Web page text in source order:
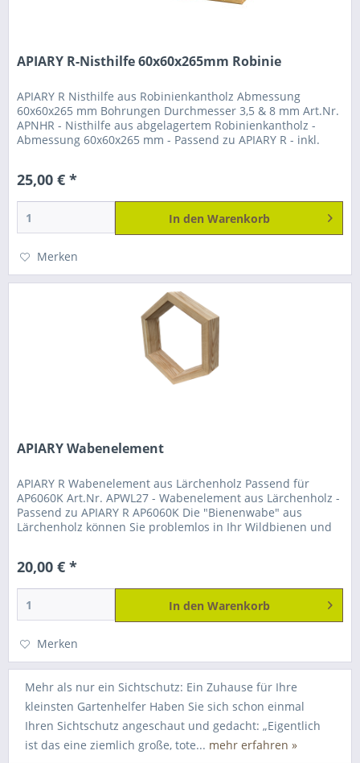
APIARY R-Nisthilfe 60x60x265mm Robinie
APIARY R Nisthilfe aus Robinienkantholz Abmessung
60x60x265 mm Bohrungen Durchmesser 3,5 & 8 mm Art.Nr.
APNHR - Nisthilfe aus abgelagertem Robinienkantholz -
Abmessung 60x60x265 mm - Passend zu APIARY R - inkl.
25,00 € *
In den Warenkorb
Merken
APIARY Wabenelement
APIARY R Wabenelement aus Lärchenholz Passend für
AP6060K Art.Nr. APWL27 - Wabenelement aus Lärchenholz -
Passend zu APIARY R AP6060K Die "Bienenwabe" aus
Lärchenholz können Sie problemlos in Ihr Wildbienen und
20,00 € *
In den Warenkorb
Merken
Mehr als nur ein Sichtschutz: Ein Zuhause für Ihre
kleinsten Gartenhelfer Haben Sie sich schon einmal
Ihren Sichtschutz angeschaut und gedacht: „Eigentlich
ist das eine ziemlich große, tote... mehr erfahren »